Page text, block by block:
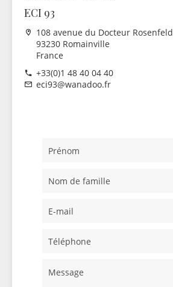
ECI 93
108 avenue du Docteur Rosenfeld
93230 Romainville
France
+33(0)1 48 40 04 40
eci93@wanadoo.fr